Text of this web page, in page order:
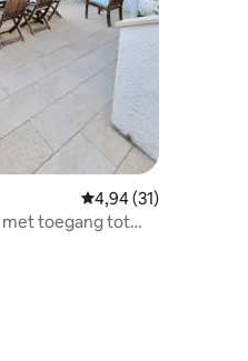
Gemiddelde
4,94 (31)
met toegang tot